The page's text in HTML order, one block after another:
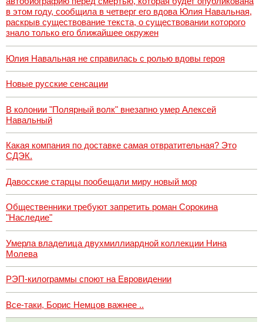
в этом году, сообщила в четверг его вдова Юлия Навальная,
раскрыв существование текста, о существовании которого
знало только его ближайшее окружен
Юлия Навальная не справилась с ролью вдовы героя
Новые русские сенсации
В колонии "Полярный волк" внезапно умер Алексей
Навальный
Какая компания по доставке самая отвратительная? Это
СДЭК.
Давосские старцы пообещали миру новый мор
Общественники требуют запретить роман Сорокина
"Наследие"
Умерла владелица двухмиллиардной коллекции Нина
Молева
РЭП-килограммы споют на Евровидении
Все-таки, Борис Немцов важнее ..